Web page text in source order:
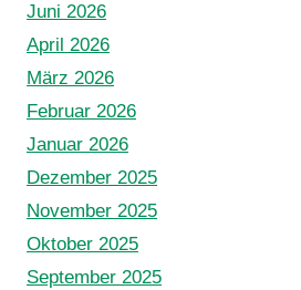
Juni 2026
April 2026
März 2026
Februar 2026
Januar 2026
Dezember 2025
November 2025
Oktober 2025
September 2025